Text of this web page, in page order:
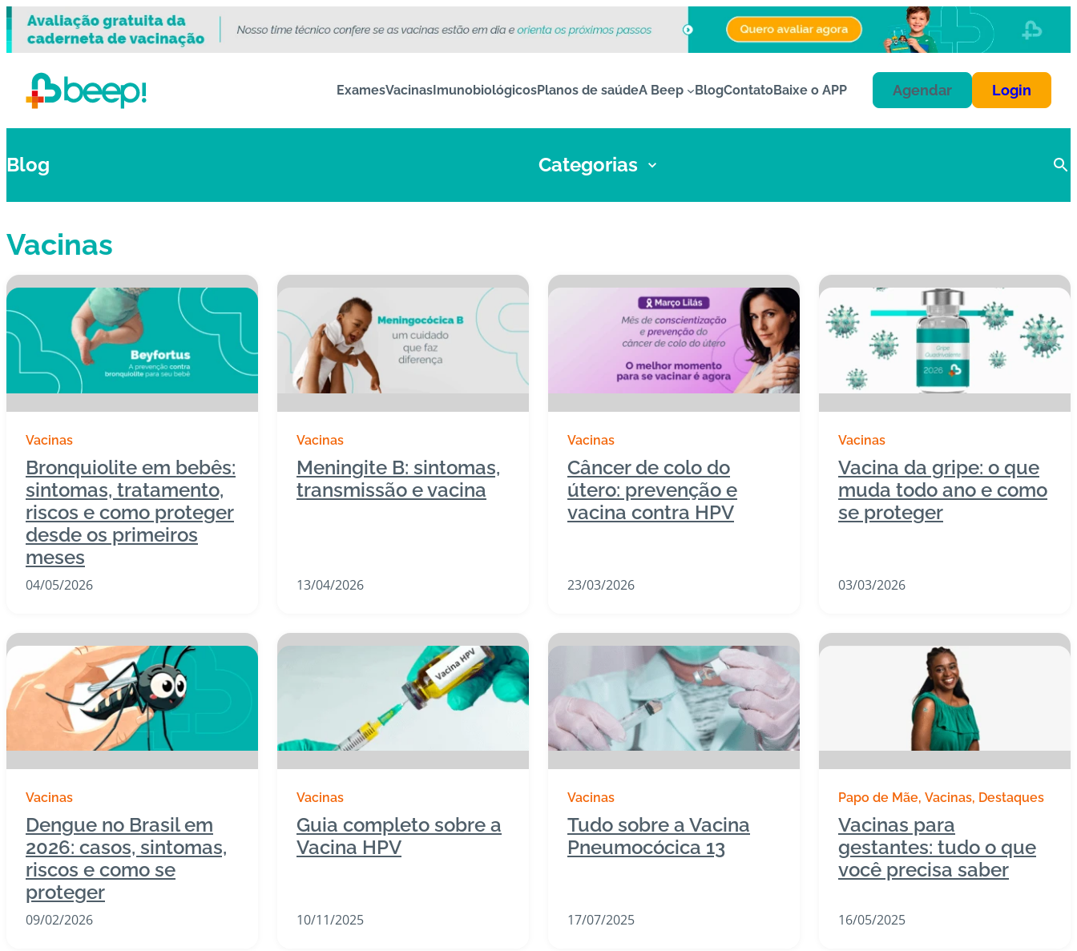
ExamesVacinasImunobiológicosPlanos de saúdeA Beep BlogContatoBaixe o APP Agendar Login
Blog Categorias
Vacinas
Vacinas
Bronquiolite em bebês:
sintomas, tratamento,
riscos e como proteger
desde os primeiros
meses
04/05/2026
Vacinas
Meningite B: sintomas,
transmissão e vacina
13/04/2026
Vacinas
Câncer de colo do
útero: prevenção e
vacina contra HPV
23/03/2026
Vacinas
Vacina da gripe: o que
muda todo ano e como
se proteger
03/03/2026
Vacinas
Dengue no Brasil em
2026: casos, sintomas,
riscos e como se
proteger
09/02/2026
Vacinas
Guia completo sobre a
Vacina HPV
10/11/2025
Vacinas
Tudo sobre a Vacina
Pneumocócica 13
17/07/2025
Papo de Mãe Vacinas Destaques
Vacinas para
gestantes: tudo o que
você precisa saber
16/05/2025